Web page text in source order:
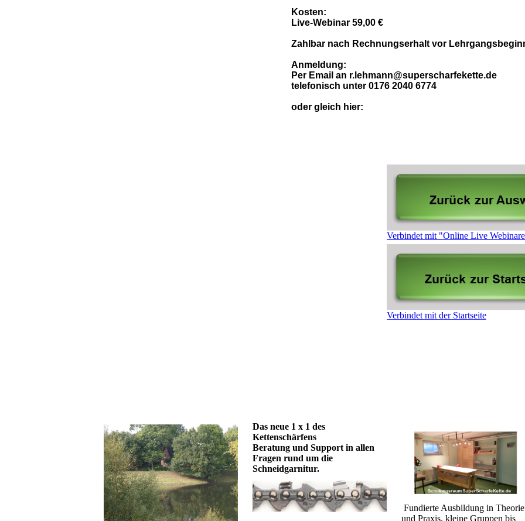
Kosten:
Live-Webinar 59,00 €
Zahlbar nach Rechnungserhalt vor
Anmeldung:
Per Email an r.lehmann@superscharfekette.de
telefonisch unter 0176 2040 6774
oder gleich hier:
Verbindet mit "Online Live
Verbindet mit der Startseite
Das neue 1 x 1 des
Kettenschärfens
Beratung und Support in allen
Fragen rund um die
Schneidgarnitur.
Fundierte Ausbildung in Theorie
und Praxis, kleine Gruppen bis